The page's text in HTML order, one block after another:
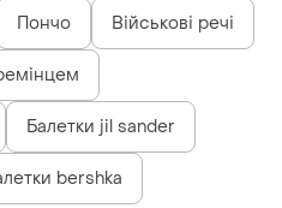
Пончо Військові речі
Балетки jil sander
bershka